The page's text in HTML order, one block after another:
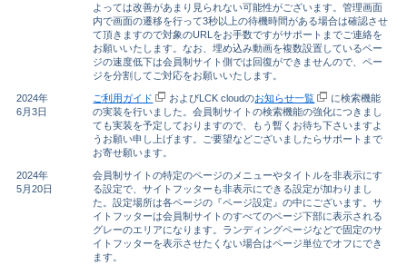
よっては改善があまり見られない可能性がございます。管理画面
内で画面の遷移を行って3秒以上の待機時間がある場合は確認させ
て頂きますので対象のURLをお手数ですがサポートまでご連絡を
お願いいたします。なお、埋め込み動画を複数設置しているペー
ジの速度低下は会員制サイト側では回復ができませんので、ペー
ジを分割してご対応をお願いいたします。
2024年
6月3日
ご利用ガイド およびLCK cloudのお知らせ一覧
に検索機能
の実装を行いました。会員制サイトの検索機能の強化につきまし
ても実装を予定しておりますので、もう暫くお待ち下さいますよ
うお願い申し上げます。ご要望などございましたらサポートまで
お寄せ願います。
2024年
5月20日
会員制サイトの特定のページのメニューやタイトルを非表示にす
る設定で、サイトフッターも非表示にできる設定が加わりまし
た。設定場所は各ページの『ページ設定』の中にございます。サ
イトフッターは会員制サイトのすべてのページ下部に表示される
グレーのエリアになります。ランディングページなどで固定のサ
イトフッターを表示させたくない場合はページ単位でオフにでき
ます。